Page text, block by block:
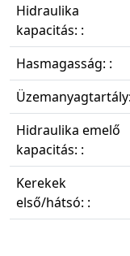
Hidraulika
kapacitás: :
Hasmagasság: :
Hidraulika emelő
kapacitás: :
Kerekek
első/hátsó: :